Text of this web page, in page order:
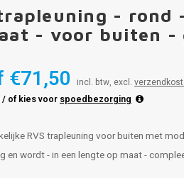
- rond
- voor buiten -
€71,50 incl. btw, excl.
/ of kies voor spoedbezorging
RVS trapleuning voor buiten met
en wordt - in een lengte op maat -